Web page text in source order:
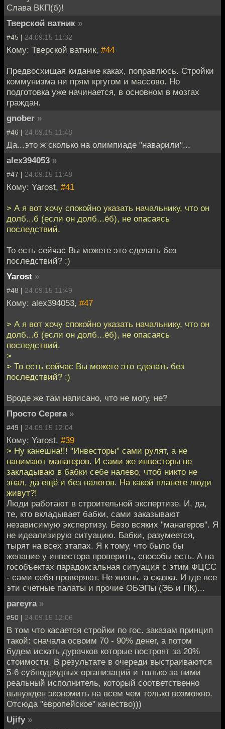
Слава ВКП(б)!
Тверской ватник »
#45 | 24.09.15 11:32
Кому: Тверской ватник, #44
Предвосхищая кидание каках, поправлюсь. Стройки
коммунизма ни прям кргугом и массово. Но
подготовка уже начинается, в основном в мозгах
граждан.
gnober »
#46 | 24.09.15 11:48
Да...это ж сколько на олимпиаде "наварили"...
alex394053 »
#47 | 24.09.15 11:48
Кому: Yarost, #41
> А я вот хочу спокойно указать начальнику, что он
долб...б (если он долб...ёб), не опасаясь
последствий.
То есть сейчас Вы можете это сделать без
последствий? :)
Yarost »
#48 | 24.09.15 11:49
Кому: alex394053, #47
> А я вот хочу спокойно указать начальнику, что он
долб...б (если он долб...ёб), не опасаясь
последствий.
>
> То есть сейчас Вы можете это сделать без
последствий? :)
Вроде же там написано, что не могу, не?
Просто Серега »
#49 | 24.09.15 12:04
Кому: Yarost, #39
> Ну канешна!!! "Инвесторы" сами рулят, а не
нанимают манагеров. И сами же инвесторы не
закладываю в бабки себе налево, чтоб никто не
знал, да ещё и без налогов. На какой планете люди
живут?!
Люди работают в строительной экспертизе. И, да,
те, кто вкладывает бабки, сами заказывают
независимую экспертизу. Безо всяких "манагеров". Я
не идеализирую ситуацию. Бабки, разумеется,
тырят на всех этапах. Я к тому, что было бы
желание у инвестора проверить, способы есть. А на
гособъектах парадоксальная ситуация с этим ФЦСС
- сами себя проверяют. Не жизнь, а сказка. И где все
эти счетные палаты и прочие ОБЭПы (ЭБ и ПК)...
pareyra »
#50 | 24.09.15 12:06
В том что касается стройки по гос. заказам принцип
такой: сначала освоим 70 - 90% денег, а потом
будем искать дурачков которые построят за 20%
стоимости. В результате в очереди выстраиваются
5-6 субподрядных организаций и только за ними
реальный исполнитель, который соответственно
вынужден экономить на всем чем только возможно.
Отсюда "европейское" качество)))
Ujify »